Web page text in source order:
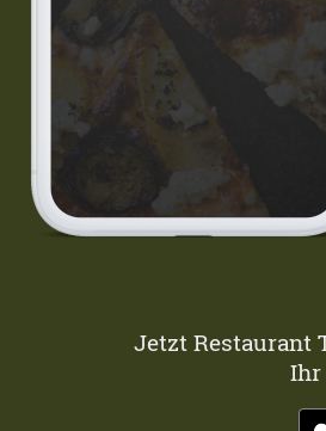
Jetzt Restaurant
Ihr